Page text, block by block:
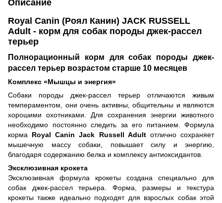
Описание
Royal Canin (Роял Канин) JACK RUSSELL
Adult - корм для собак породы джек-рассел
терьер
Полнорационный корм для собак породы джек-
рассел терьер возрастом старше 10 месяцев
Комплекс «Мышцы и энергия»
Собаки породы джек-рассел терьер отличаются живым
темпераментом, они очень активны, общительны и являются
хорошими охотниками. Для сохранения энергии животного
необходимо постоянно следить за его питанием. Формула
корма Royal Canin Jack Russell Adult отлично сохраняет
мышечную массу собаки, повышает силу и энергию,
благодаря содержанию белка и комплексу антиоксидантов.
Эксклюзивная крокета
Эксклюзивная формула крокеты создана специально для
собак джек-рассел терьера. Форма, размеры и текстура
крокеты также идеально подходят для взрослых собак этой